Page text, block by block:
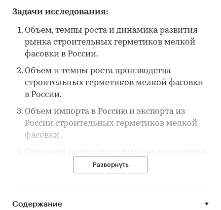
Задачи исследования:
Объем, темпы роста и динамика развития
рынка строительных герметиков мелкой
фасовки в России.
Объем и темпы роста производства
строительных герметиков мелкой фасовки
в России.
Объем импорта в Россию и экспорта из
России строительных герметиков мелкой
фасовки.
герметиков мелкой фасовки в России.
Развернуть
Содержание